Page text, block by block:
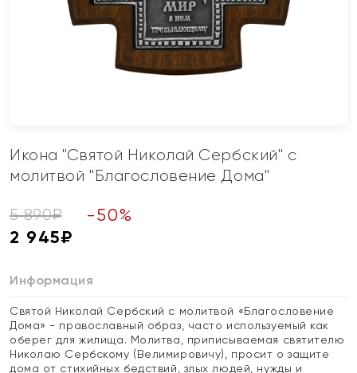
Икона "Святой Николай Сербский" с
молитвой "Благословение Дома"
5 890₽ -50%
2 945₽
Информация
Святой Николай Сербский с молитвой «Благословение
Дома» - православный образ, часто используемый как
оберег для жилища. Молитва, приписываемая святителю
Николаю Сербскому (Велимировичу), просит о защите
дома от стихийных бедствий, злых людей, нужды и